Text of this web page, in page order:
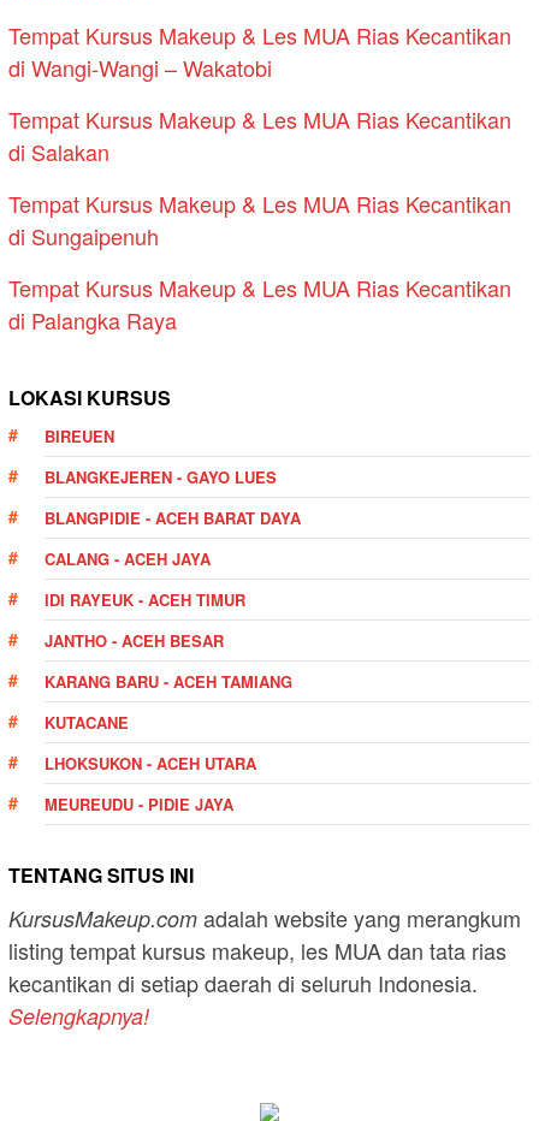
Tempat Kursus Makeup & Les MUA Rias Kecantikan
di Wangi-Wangi – Wakatobi
Tempat Kursus Makeup & Les MUA Rias Kecantikan
di Salakan
Tempat Kursus Makeup & Les MUA Rias Kecantikan
di Sungaipenuh
Tempat Kursus Makeup & Les MUA Rias Kecantikan
di Palangka Raya
LOKASI KURSUS
BIREUEN
BLANGKEJEREN - GAYO LUES
BLANGPIDIE - ACEH BARAT DAYA
CALANG - ACEH JAYA
IDI RAYEUK - ACEH TIMUR
JANTHO - ACEH BESAR
KARANG BARU - ACEH TAMIANG
KUTACANE
LHOKSUKON - ACEH UTARA
MEUREUDU - PIDIE JAYA
TENTANG SITUS INI
KursusMakeup.com adalah website yang merangkum
listing tempat kursus makeup, les MUA dan tata rias
kecantikan di setiap daerah di seluruh Indonesia.
Selengkapnya!